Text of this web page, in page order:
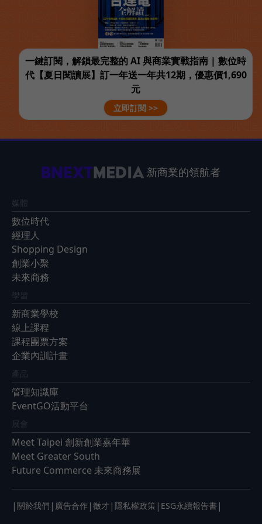
一鍵訂閱，解鎖最完整的 AI 與商業實戰指南 | 數位時
代【夏日閱讀展】訂一年送一年共12期，優惠價1,690
元
立即訂閱 >>
新商業的領航者
媒體
數位時代
經理人
Shopping Design
創業小聚
未來商務
學習
新商業學校
線上課程
課程團票方案
企業內訓計畫
產品
管理知識庫
EventGO活動平台
展會
Meet Taipei 創新創業嘉年華
Meet Greater South
Future Commerce 未來商務展
| 關於我們 | 廣告合作 | 徵才 | 隱私權政策 | ESG永續報告書 |